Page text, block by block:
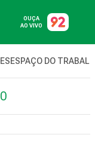
OUÇA
AO VIVO
ESPAÇO DO